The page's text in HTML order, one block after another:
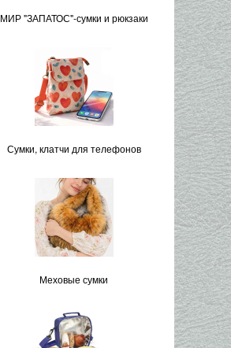
МИР "ЗАПАТОС"-сумки и рюкзаки
Сумки, клатчи для телефонов
Меховые сумки